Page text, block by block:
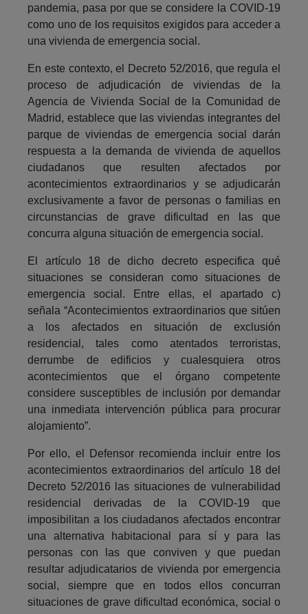
pandemia, pasa por que se considere la COVID-19
como uno de los requisitos exigidos para acceder a
una vivienda de emergencia social.
En este contexto, el Decreto 52/2016, que regula el
proceso de adjudicación de viviendas de la
Agencia de Vivienda Social de la Comunidad de
Madrid, establece que las viviendas integrantes del
parque de viviendas de emergencia social darán
respuesta a la demanda de vivienda de aquellos
ciudadanos que resulten afectados por
acontecimientos extraordinarios y se adjudicarán
exclusivamente a favor de personas o familias en
circunstancias de grave dificultad en las que
concurra alguna situación de emergencia social.
El artículo 18 de dicho decreto especifica qué
situaciones se consideran como situaciones de
emergencia social. Entre ellas, el apartado c)
señala “Acontecimientos extraordinarios que sitúen
a los afectados en situación de exclusión
residencial, tales como atentados terroristas,
derrumbe de edificios y cualesquiera otros
acontecimientos que el órgano competente
considere susceptibles de inclusión por demandar
una inmediata intervención pública para procurar
alojamiento”.
Por ello, el Defensor recomienda incluir entre los
acontecimientos extraordinarios del artículo 18 del
Decreto 52/2016 las situaciones de vulnerabilidad
residencial derivadas de la COVID-19 que
imposibilitan a los ciudadanos afectados encontrar
una alternativa habitacional para sí y para las
personas con las que conviven y que puedan
resultar adjudicatarios de vivienda por emergencia
social, siempre que en todos ellos concurran
situaciones de grave dificultad económica, social o